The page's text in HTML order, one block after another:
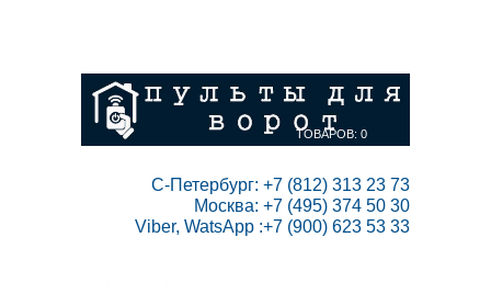
ТОВАРОВ: 0
Москва: +7 (495) 374 50 30
Viber, WatsApp :+7 (900) 623 53 33